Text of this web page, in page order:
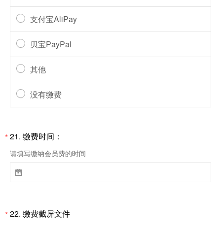
支付宝AliPay
贝宝PayPal
其他
没有缴费
*21. 缴费时间：
请填写缴纳会员费的时间

*22. 缴费截屏文件